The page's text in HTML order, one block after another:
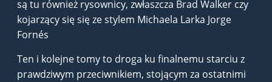
są tu również rysownicy, zwłaszcza Brad Walker czy
kojarzący się się ze stylem Michaela Larka Jorge
Fornés
Ten i kolejne tomy to droga ku finalnemu starciu z
prawdziwym przeciwnikiem, stojącym za ostatnimi